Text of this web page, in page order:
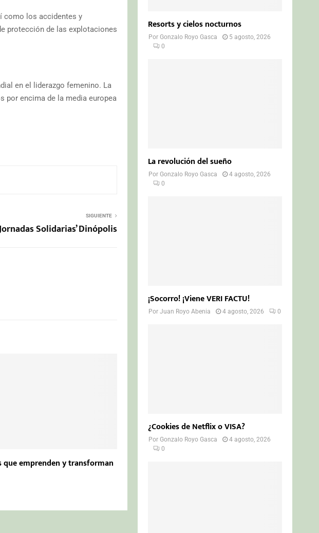
como los accidentes y
protección de las explotaciones
en el liderazgo femenino. La
por encima de la media europea
SIGUIENTE
Solidarias’ Dinópolis
que emprenden y transforman
Resorts y cielos nocturnos
PorGonzalo Royo Gasca
5 agosto, 2026
0
La revolución del sueño
PorGonzalo Royo Gasca
4 agosto, 2026
0
¡Socorro! ¡Viene VERI FACTU!
PorJuan Royo Abenia 4 agosto, 2026 0
¿Cookies de Netflix o VISA?
PorGonzalo Royo Gasca
4 agosto, 2026
0